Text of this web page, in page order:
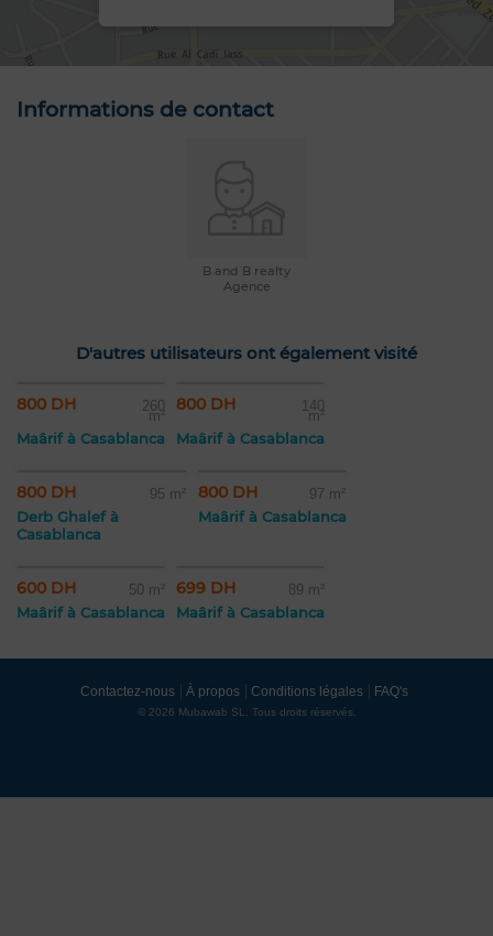
Informations de contact
B and B realty
Agence
D'autres utilisateurs ont également visité
800 DH 260
m²
Maârif à Casablanca
800 DH 140
m²
Maârif à Casablanca
800 DH 95 m²
Derb Ghalef à
Casablanca
800 DH 97 m²
Maârif à Casablanca
600 DH 50 m²
Maârif à Casablanca
699 DH 89 m²
Maârif à Casablanca
Contactez-nous À propos Conditions légales FAQ's
© 2026 Mubawab SL. Tous droits réservés.